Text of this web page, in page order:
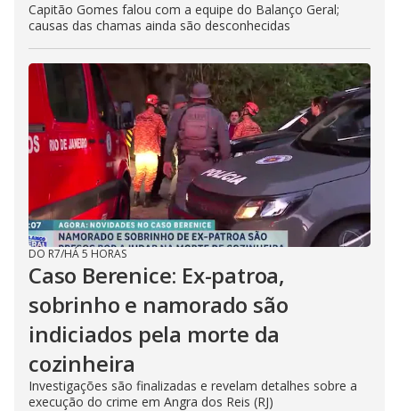
Capitão Gomes falou com a equipe do Balanço Geral;
causas das chamas ainda são desconhecidas
DO R7/HÁ 5 HORAS
Caso Berenice: Ex-patroa,
sobrinho e namorado são
indiciados pela morte da
cozinheira
Investigações são finalizadas e revelam detalhes sobre a
execução do crime em Angra dos Reis (RJ)